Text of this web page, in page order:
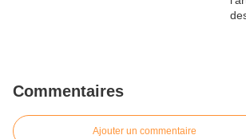
Commentaires
Ajouter un commentaire